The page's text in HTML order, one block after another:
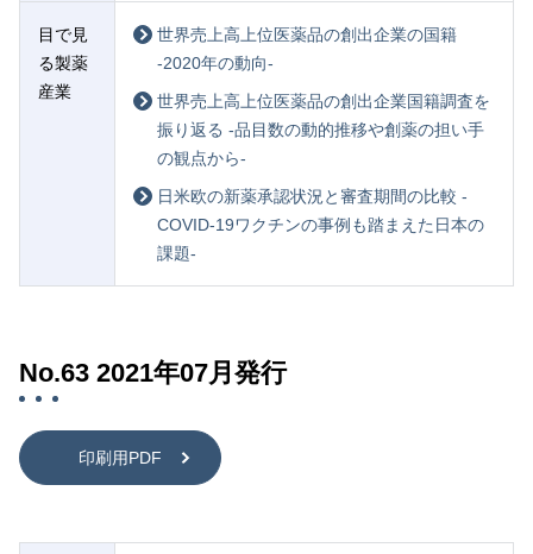
目で見
る製薬
産業
世界売上高上位医薬品の創出企業の国籍
-2020年の動向-
世界売上高上位医薬品の創出企業国籍調査を
振り返る -品目数の動的推移や創薬の担い手
の観点から-
日米欧の新薬承認状況と審査期間の比較 -
COVID-19ワクチンの事例も踏まえた日本の
課題-
No.63 2021年07月発行
印刷用PDF